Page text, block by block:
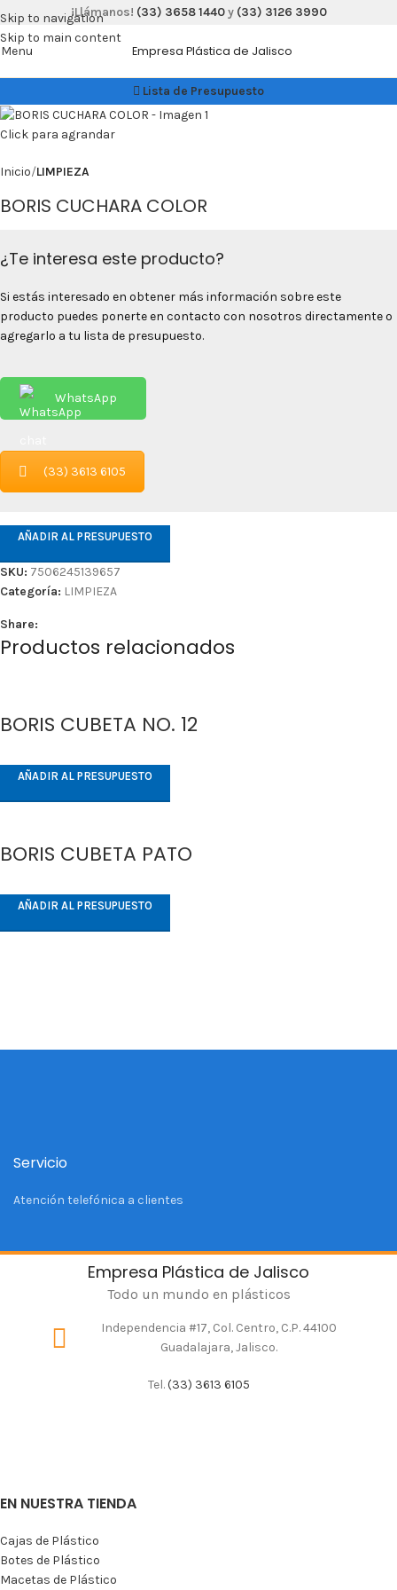
Skip to navigation
Skip to main content
¡Llámanos! (33) 3658 1440y (33) 3126 3990
Menu Empresa Plástica de Jalisco
Lista de Presupuesto
Click para agrandar
Inicio LIMPIEZA
BORIS CUCHARA COLOR
¿Te interesa este producto?
Si estás interesado en obtener más información sobre este
producto puedes ponerte en contacto con nosotros directamente o
agregarlo a tu lista de presupuesto.
WhatsApp
(33) 3613 6105
AÑADIR AL PRESUPUESTO
SKU: 7506245139657
Categoría: LIMPIEZA
Share:
Productos relacionados
BORIS CUBETA NO. 12
AÑADIR AL PRESUPUESTO
BORIS CUBETA PATO
AÑADIR AL PRESUPUESTO
Servicio
Atención telefónica a clientes
Empresa Plástica de Jalisco
Todo un mundo en plásticos
Independencia #17, Col. Centro, C.P. 44100
Guadalajara, Jalisco.
Tel.(33) 3613 6105
EN NUESTRA TIENDA
Cajas de Plástico
Botes de Plástico
Macetas de Plástico